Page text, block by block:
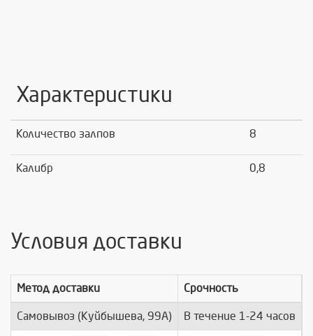
Характеристики
Количество залпов 8
Калибр 0,8
Условия доставки
Метод доставки Срочность
Самовывоз (Куйбышева, 99А) В течение 1-24 часов